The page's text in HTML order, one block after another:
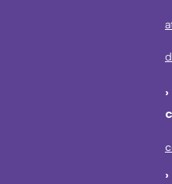
›